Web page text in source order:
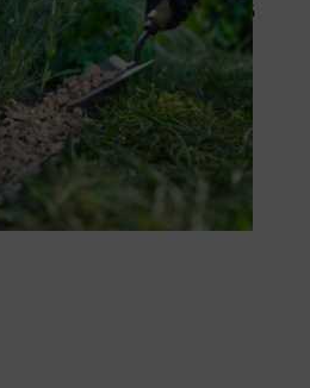
Ihres iMOW® mit 15
und schließen Sie die
Sie, wie die Installation des